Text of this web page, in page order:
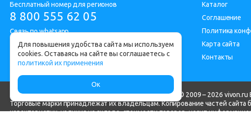
Бесплатный номер для регионов
8 800 555 62 05
Связь по whatsapp
Адрес офиса: Москва, Дорожная улица 1
Каталог
Соглашение
Политика
Карта сайта
Контакты
Интернет-магазин сантехники и мебели для ванной © 2009 – 2026
Торговые марки принадлежат их владельцам. Копирование частей
характеристик, наличия на складе, стоимости товаров, носит
Для повышения удобства сайта мы используем
cookies. Оставаясь на сайте вы соглашаетесь с
политикой их применения
Ок